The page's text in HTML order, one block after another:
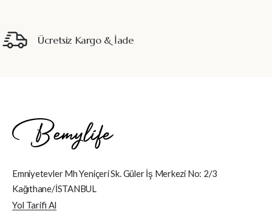
Ücretsiz Kargo & İade
Emniyetevler Mh Yeniçeri Sk. Güler İş Merkezi No: 2/3
Kağıthane/İSTANBUL
Yol Tarifi Al